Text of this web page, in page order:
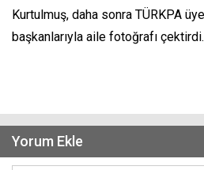
Kurtulmuş, daha sonra TÜRKPA
başkanlarıyla aile fotoğrafı çektirdi.
Yorum Ekle